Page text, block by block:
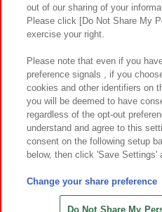
プライバシーポリシー ウェブ
お取引先さまとともに
カスタマーハラスメント対応方針
©Bandai Namco
©Bandai Namco
©HANAYASHIKI Co.,
out of our sharing of your
Please click [Do Not Share My
exercise your right.
Please note that even if you
preference signals , if you
cookies and other identifiers on
you will be deemed to have
regardless of the opt-out
understand and agree to this
consent on the following setup
below, then click 'Save Settings'
Change your share preference
Do Not Share My